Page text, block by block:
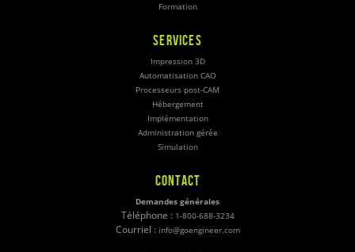
Formation
SERVICES
Impression 3D
Automatisation CAO
Processeurs post-CAM
Hébergement
Implémentation
Administration gérée
Simulation
CONTACT
Demandes générales
Téléphone : 1-800-688-3234
Courriel : info@goengineer.com